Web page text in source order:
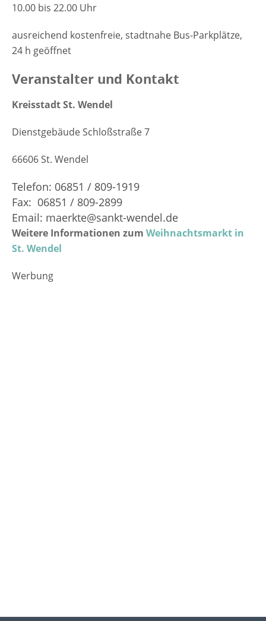
10.00 bis 22.00 Uhr
ausreichend kostenfreie, stadtnahe Bus-Parkplätze,
24 h geöffnet
Veranstalter und Kontakt
Kreisstadt St. Wendel
Dienstgebäude Schloßstraße 7
66606 St. Wendel
Telefon: 06851 / 809-1919
Fax: 06851 / 809-2899
Email: maerkte@sankt-wendel.de
Weitere Informationen zum Weihnachtsmarkt in
St. Wendel
Werbung